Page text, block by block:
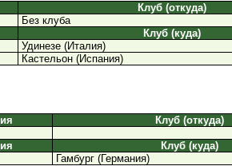
Клуб (откуда)
Без клуба
Клуб (куда)
Удинезе (Италия)
Кастельон (Испания)
Клуб (откуда)
Клуб (куда)
Гамбург (Германия)